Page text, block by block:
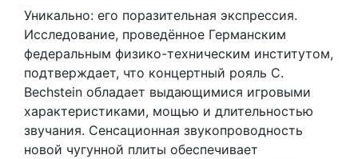
Уникальнo: его поразительная экспрессия.
Исследование, проведённое Германским
федеральным физико-техническим институтом,
подтверждает, что концертный рояль C.
Bechstein обладает выдающимися игровыми
характеристиками, мощью и длительностью
звучания. Сенсационная звукопроводность
новой чугунной плиты обеспечивает